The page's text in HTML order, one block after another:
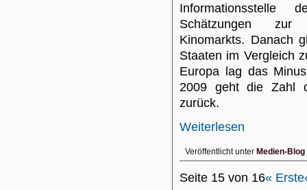
Schätzungen zur
Kinomarkts. Danach
Staaten im Vergleich
Europa lag das
2009 geht die Zahl
zurück.
Weiterlesen
Veröffentlicht unter Medien-Blog
Seite 15 von 16« Erste